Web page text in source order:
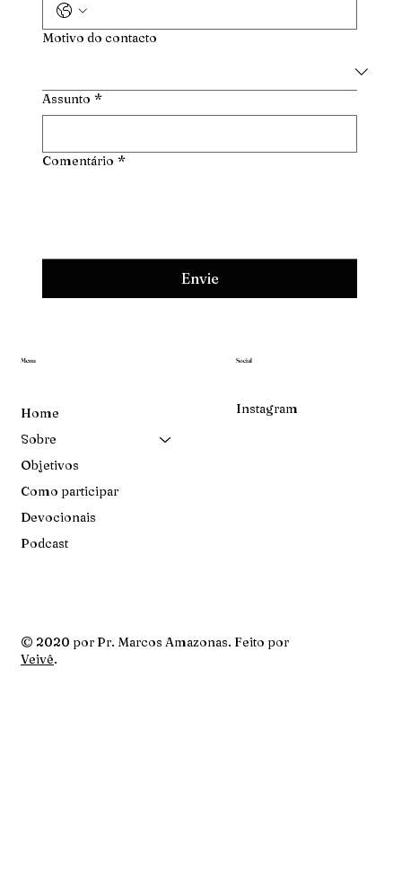
Menu
Home
Sobre
Objetivos
Como participar
Devocionais
Podcast
Social
Instagram
Motivo do contacto
Assunto *
Comentário *
Envie
© 2020 por Pr. Marcos Amazonas. Feito por
Veivê.